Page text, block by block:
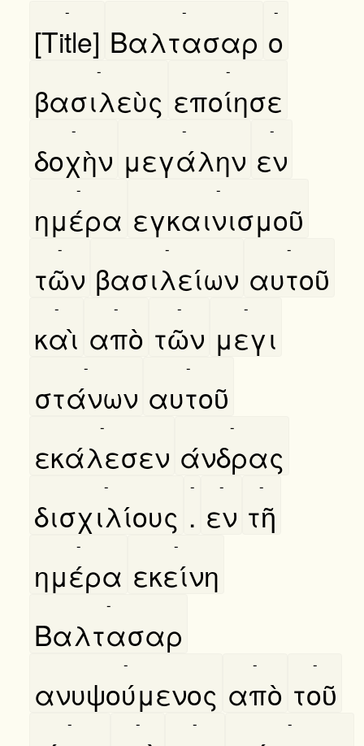
[Title]
-
Βαλτασαρ
-
ο
-
βασιλεὺς
-
εποίησε
-
δοχὴν
-
μεγάλην
-
εν
-
ημέρα
-
εγκαινισμοῦ
-
τῶν
-
βασιλείων
-
αυτοῦ
-
καὶ
-
απὸ
-
τῶν
-
μεγι
-
στάνων
-
αυτοῦ
-
εκάλεσεν
-
άνδρας
-
δισχιλίους
-
.
-
εν
-
τῆ
-
ημέρα
-
εκείνη
-
Βαλτασαρ
-
ανυψούμενος
-
απὸ
-
τοῦ
-
- - - -